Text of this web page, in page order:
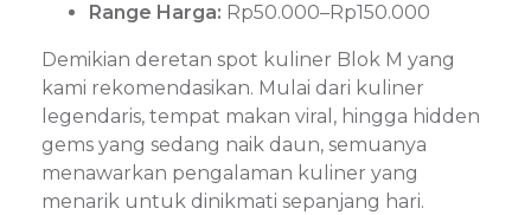
Range Harga: Rp50.000–Rp150.000
Demikian deretan spot kuliner Blok M yang
kami rekomendasikan. Mulai dari kuliner
legendaris, tempat makan viral, hingga hidden
gems yang sedang naik daun, semuanya
menawarkan pengalaman kuliner yang
menarik untuk dinikmati sepanjang hari.